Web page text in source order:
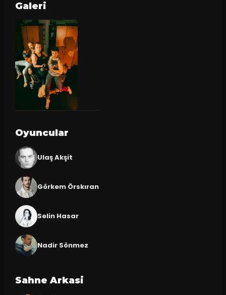
Galeri
Oyuncular
Ulaş Akşit
Görkem Örskıran
Selin Hasar
Nadir Sönmez
Sahne Arkasi